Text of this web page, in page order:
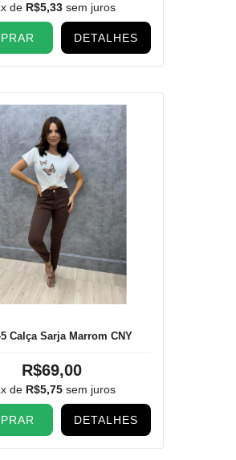
x de R$5,33 sem juros
DETALHES
Calça Sarja Marrom CNY
R$69,00
x de R$5,75 sem juros
DETALHES